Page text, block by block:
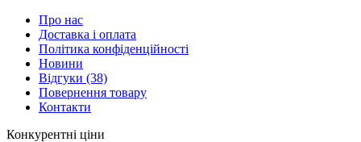
Про нас
Доставка і оплата
Політика конфіденційності
Новини
Відгуки (38)
Повернення товару
Контакти
Конкурентні ціни